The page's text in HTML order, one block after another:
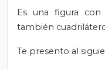
Es una figura
también
Te presento al